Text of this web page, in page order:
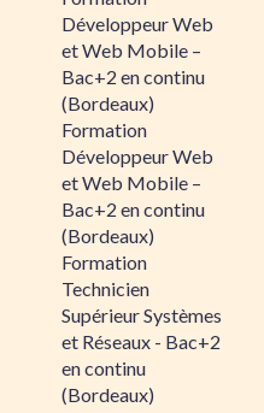
Développeur Web
et Web Mobile –
Bac+2 en continu
(Bordeaux)
Formation
Développeur Web
et Web Mobile –
Bac+2 en continu
(Bordeaux)
Formation
Technicien
Supérieur Systèmes
et Réseaux - Bac+2
en continu
(Bordeaux)